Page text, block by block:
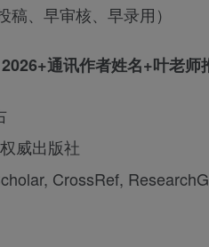
、早审核、早录用）
通讯作者姓名+叶老师
威出版社
CrossRef,